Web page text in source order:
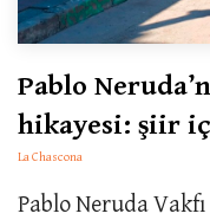
Pablo
hikayesi: şiir
La Chascona
Pablo Neruda